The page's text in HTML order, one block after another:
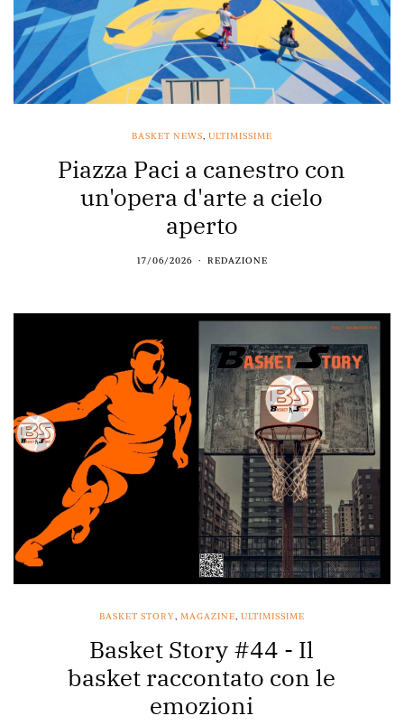
BASKET NEWS, ULTIMISSIME
Piazza Paci a canestro con
un'opera d'arte a cielo
aperto
17/06/2026 REDAZIONE
BASKET STORY, MAGAZINE, ULTIMISSIME
Basket Story #44 - Il
basket raccontato con le
emozioni